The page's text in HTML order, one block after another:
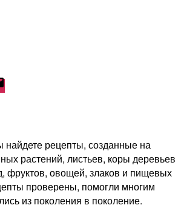
рецепты, созданные на
растений, листьев, коры деревьев
фруктов, овощей, злаков и пищевых
проверены, помогли многим
из поколения в поколение.